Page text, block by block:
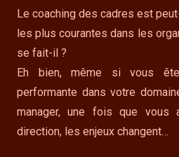
Le coaching des cadres est
les plus courantes dans les
se fait-il ?
Eh bien, même si vous
performante dans votre
manager, une fois que vous
direction, les enjeux changent…